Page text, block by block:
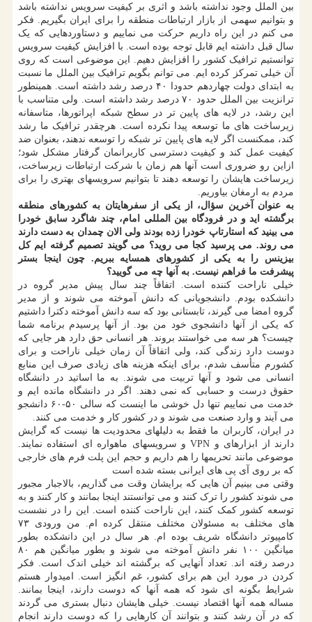
بین الملل وجود نداشته باشد و اثری بر کیفیت سرویس نداشته باشد
و بتوانیم سهمی از بازار ارتباطات منطقه را برای ایران بگیریم. فکر
می کنم در این راه داریم حرکت می نماییم و دستاوردهایی که یک
سال قبل داشته ایم قابل توجه بوده است. با افزایش کیفیت سرویس
توانستیم ترافیک کشور را افزایش دهیم. این موضوعی است که روی
آن خیلی تمرکز کرده ایم. می توانم بگویم ترافیک بین الملل ما نسبت
به ابتدای دولت چهاردهم حدودا ۴۰ درصد رشد داشته است. همینطور
ترانزیت بین الملل حدود ۷۰ درصد رشد داشته است. ولی متناسب با
این رشد، در لایه های پایین تر در سطح شبکه اپراتورها، متاسفانه
زیرساخت های ما توسعه پیدا نکرده است. هرچقدر ترافیک ما رشد
کند، ممکنست اگر لایه های پایین تر شبکه را توسعه ندهند، بعنوان ضد
کیفیت عمل کند و کیفیت دسترسی کاربرانمان گرفتار مشکل شود؛
ازاین رو ضروری است آنها هم زمان با شرکت ارتباطات زیرساخت،
زیرساخت هایشان را توسعه دهند تا بتوانیم سرویسهای بهتری را برای
مردم به ارمغان بیاوریم.
به عنوان آخرین سؤال، از یکی از سفرهایتان به کشورهای منطقه
برگشته اید و در فرودگاه بین المللی امام، چند شاگرد سابق خودرا
می بینید که استارتاپ خودرا زده بودند ولی الان چمدان به دست دارند
می روند. می پرسید کجا می روید؟ می گویند تصمیم گرفته ایم کل
بیزینس را به یکی از کشورهای همسایه ببریم. چون اینجا بستر
پیشرفت ما فراهم نیست. به آنها چه می گویید؟
خیلی ناراحت کننده است. اتفاقاً چند سال پیش مدیر گروه در
دانشکده بودم. دانشجویانی که دانش آموخته می شوند و از مدیر
گروه امضا می گیرند، تابستانی بود که سه دانش آموخته دکترا داشتیم
که یکی از آنها دانشجوی خود من بود. از آنها پرسیدم برنامه شما
چیست؟ هر سه می خواستند بروند. هر انسانی حق دارد هر جایی که
دوست دارد زندگی کند، ولی اتفاقاً آن زمان خیلی ناراحت و برای
کشورم متأسف شدم، برای اینکه هزینه های زیادی صرف این منابع
انسانی می شود و آنها تربیت می شوند. به ما اساتید در دانشگاه
حقوق درست و حسابی که نمی دهند. اگر در دانشگاه مانده ایم و
خدمت می نماییم تنها دل خوشی ما اینست که سالی ۵۰-۶۰ دانشجو
می آیند و وارد صنعت می شوند و در کشور کار و خدمت می کنند.
در ایران، کاربران ما فقط به دلیلهای محدودیت ها نیست که گرایش
دارند از ابزارهای و VPN و سرویسهای ماهواره ای استفاده نمایند.
موضوعی مانند تحریمها را هم داریم و حجم این پلت فرم های خارجی
که بر روی آی پی های ایرانی بسته شده است
وقتی می بینیم آن هایی که برایشان وقت می گذاریم، بالاجبار مجبور
می شوند کشور را ترک کنند و می توانستند اینجا بمانند و کار کنند و به
توسعه کشور کمک کنند، این ناراحت کننده است. این را در نشست
های مختلف به مسئولان مختلف منتقل کرده ام. من ورودی ۷۳
کامپیوتر دانشگاه شریف بوده ام. هر سال در این دانشکده بطور
میانگین ۱۰۰ نفر دانش آموخته می شوند و بطور میانگین هم ۸۰
درصد رفته اند. تعداد آنهایی که برگشته اند خیلی اندک است. فکر
کردن در مورد این هم برای کشور، غم انگیز است. امیدوار هستم
شرایط بگونه ای شود که همه آنها که دوست دارند، اینجا بمانند.
مساله همه آنها اقتصاد نیست. خیلی هایشان دنبال بستری می گردند
که در آن رشد کنند و بتوانند آن کارهایی را که دوست دارند انجام